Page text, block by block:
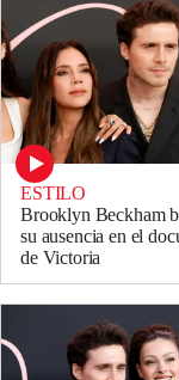
ESTILO
Brooklyn Beckham
su ausencia en el
de Victoria